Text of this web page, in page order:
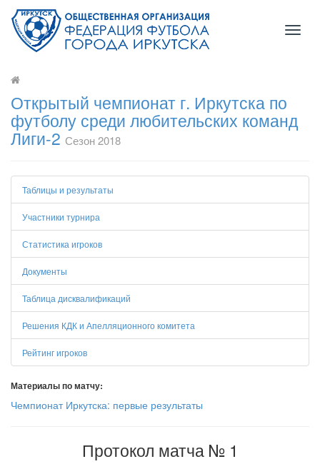
Открытый чемпионат г. Иркутска по
футболу среди любительских команд
Лиги-2 Сезон 2018
Таблицы и результаты
Участники турнира
Статистика игроков
Документы
Таблица дисквалификаций
Решения КДК и Апелляционного комитета
Рейтинг игроков
Материалы по матчу:
Чемпионат Иркутска: первые результаты
Протокол матча № 1